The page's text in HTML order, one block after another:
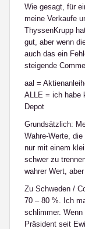
Wie gesagt, für
meine Verkaufe
ThyssenKrupp
gut, aber wenn
auch das ein
steigende
aal =
ALLE = ich habe
Depot
Grundsätzlich:
Wahre-Werte,
nur mit einem
schwer zu
wahrer Wert,
Zu Schweden /
70 – 80 %. Ich
schlimmer.
Präsident seit